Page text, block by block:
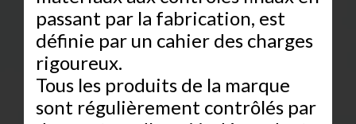
passant par la fabrication, est
définie par un cahier des charges
rigoureux.
Tous les produits de la marque
sont régulièrement contrôlés par